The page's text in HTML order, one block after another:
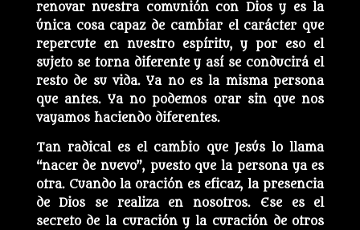
renovar nuestra comunión con Dios y es la
única cosa capaz de cambiar el carácter que
repercute en nuestro espíritu, y por eso el
sujeto se torna diferente y así se conducirá el
resto de su vida. Ya no es la misma persona
que antes. Ya no podemos orar sin que nos
vayamos haciendo diferentes.
Tan radical es el cambio que Jesús lo llama
“nacer de nuevo”, puesto que la persona ya es
otra. Cuando la oración es eficaz, la presencia
de Dios se realiza en nosotros. Ese es el
secreto de la curación y la curación de otros